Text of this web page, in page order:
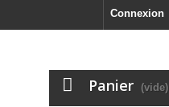
Connexion
Panier (vide)